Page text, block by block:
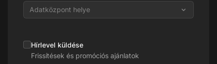
Adatközpont helye
Hírlevel küldése
Frissítések és promóciós ajánlatok